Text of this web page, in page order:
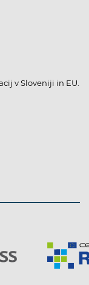
v Sloveniji in EU.